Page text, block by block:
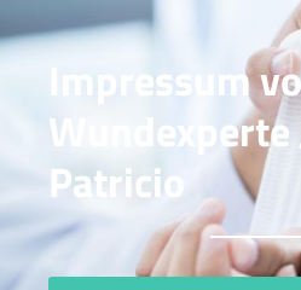
Impressum
Wundexperte
Patricio